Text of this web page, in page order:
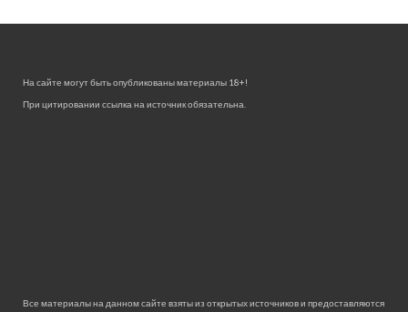
На сайте могут быть опубликованы материалы 18+!
При цитировании ссылка на источник обязательна.
Все материалы на данном сайте взяты из открытых источников и предоставляются